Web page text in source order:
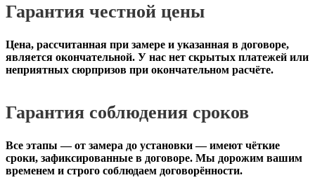
Гарантия честной цены
Цена, рассчитанная при замере и указанная в договоре,
является окончательной. У нас нет скрытых платежей или
неприятных сюрпризов при окончательном расчёте.
Гарантия соблюдения сроков
Все этапы — от замера до установки — имеют чёткие
сроки, зафиксированные в договоре. Мы дорожим вашим
временем и строго соблюдаем договорённости.